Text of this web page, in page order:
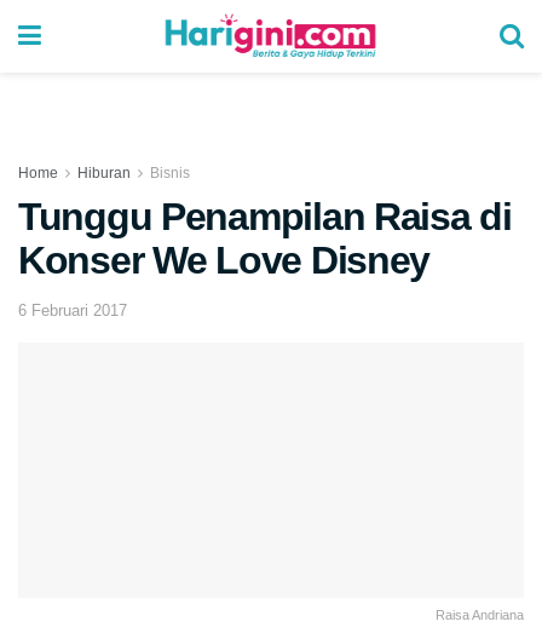
Home Hiburan Bisnis
Tunggu Penampilan Raisa di
Konser We Love Disney
6 Februari 2017
Raisa Andriana